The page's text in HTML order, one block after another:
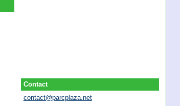
Contact
contact@parcplaza.net